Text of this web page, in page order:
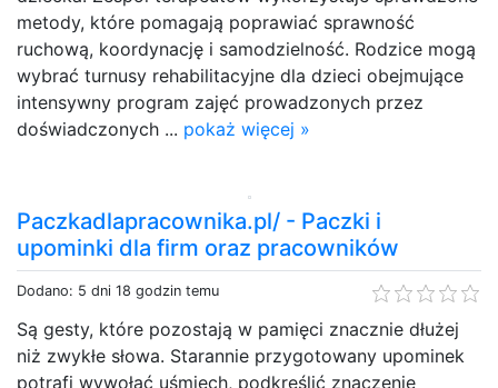
metody, które pomagają poprawiać sprawność
ruchową, koordynację i samodzielność. Rodzice mogą
wybrać turnusy rehabilitacyjne dla dzieci obejmujące
intensywny program zajęć prowadzonych przez
doświadczonych ... pokaż więcej »
Paczkadlapracownika.pl/ - Paczki i
upominki dla firm oraz pracowników
Dodano: 5 dni 18 godzin temu
Są gesty, które pozostają w pamięci znacznie dłużej
niż zwykłe słowa. Starannie przygotowany upominek
potrafi wywołać uśmiech, podkreślić znaczenie